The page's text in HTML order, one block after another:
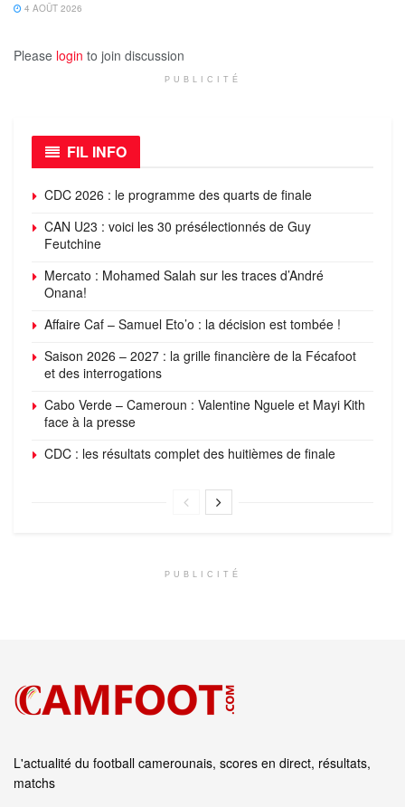
4 AOÛT 2026
Please login to join discussion
PUBLICITÉ
FIL INFO
CDC 2026 : le programme des quarts de finale
CAN U23 : voici les 30 présélectionnés de Guy
Feutchine
Mercato : Mohamed Salah sur les traces d’André
Onana!
Affaire Caf – Samuel Eto’o : la décision est tombée !
Saison 2026 – 2027 : la grille financière de la Fécafoot
et des interrogations
Cabo Verde – Cameroun : Valentine Nguele et Mayi Kith
face à la presse
CDC : les résultats complet des huitièmes de finale
PUBLICITÉ
L'actualité du football camerounais, scores en direct, résultats,
matchs